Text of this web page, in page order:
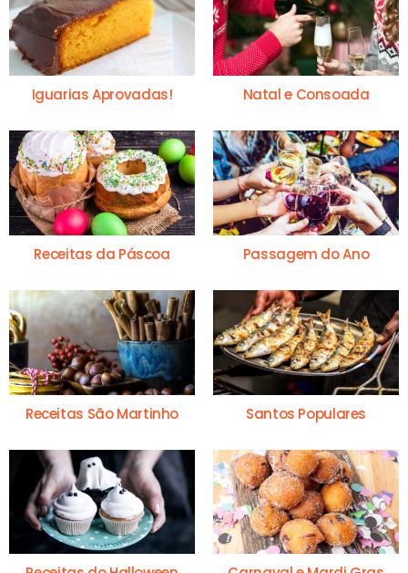
Iguarias Aprovadas! Natal e Consoada
Receitas da Páscoa Passagem do Ano
Receitas São Martinho Santos Populares